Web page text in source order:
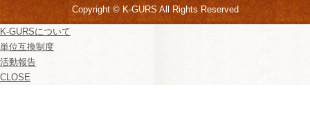
Copyright © K-GURS All Rights Reserved
K-GURSについて
単位互換制度
活動報告
CLOSE